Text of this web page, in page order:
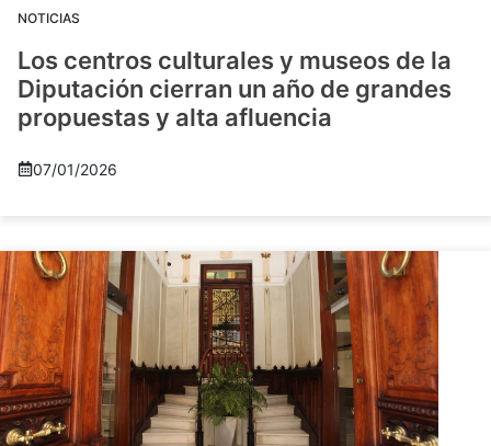
NOTICIAS
Los centros culturales y museos de la
Diputación cierran un año de grandes
propuestas y alta afluencia
07/01/2026